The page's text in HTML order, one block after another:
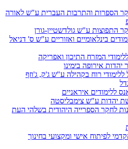
הספרות והתרבות העברית ע"ש לאורה
התפוצות ע"ש גולדשטיין-גורן
בינלאומיים ואזוריים ע"ש ס' דניאל
המזרח התיכון ואפריקה
יהדות אירופה בימינו
ללימודי רוח בקהילה ע"ש ג'ק, ג'וזף
ללימודים איראניים
יהדות ע"ש צימבליסטה
לחקר הספרייה היהודית בשלהי העת
לפיתוח אישי ומקצועי בחינוך